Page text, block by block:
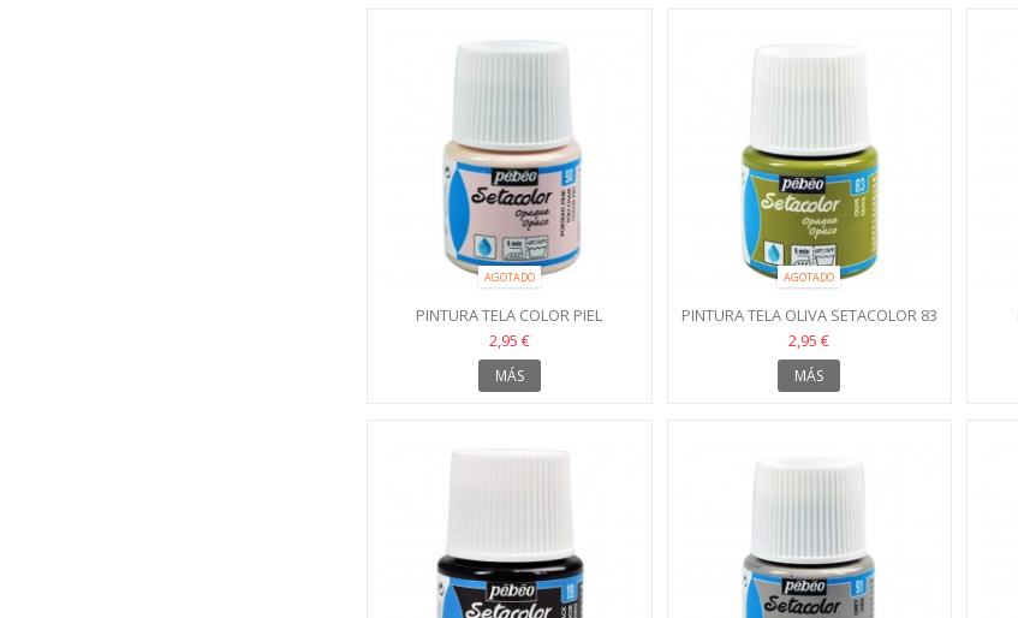
AGOTADO
PINTURA TELA COLOR PIEL
SETACOLOR 90
2,95 €
MÁS
AGOTADO
PINTURA TELA OLIVA SETACOLOR 83
2,95 €
MÁS